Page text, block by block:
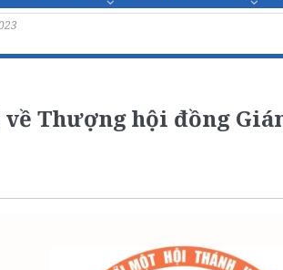
Thượng hội đồng